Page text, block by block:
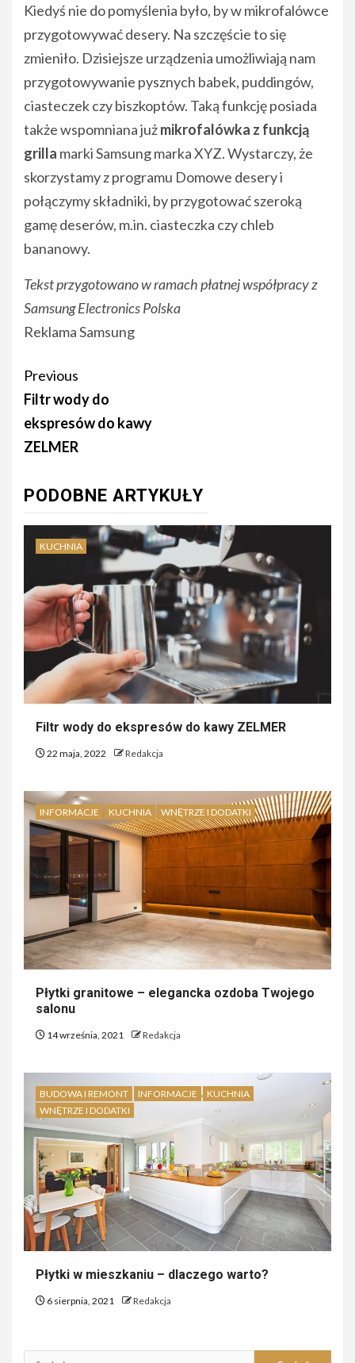
Kiedyś nie do pomyślenia było, by w mikrofalówce
przygotowywać desery. Na szczęście to się
zmieniło. Dzisiejsze urządzenia umożliwiają nam
przygotowywanie pysznych babek, puddingów,
ciasteczek czy biszkoptów. Taką funkcję posiada
także wspomniana jużmikrofalówka z funkcją
grilla marki Samsung marka XYZ. Wystarczy, że
skorzystamy z programu Domowe desery i
połączymy składniki, by przygotować szeroką
gamę deserów, m.in. ciasteczka czy chleb
bananowy.
Tekst przygotowano w ramach płatnej współpracy z
Samsung Electronics Polska
Reklama Samsung
Continue
Reading
Previous
Filtr wody do
ekspresów do kawy
ZELMER
PODOBNE ARTYKUŁY
KUCHNIA
Filtr wody do ekspresów do kawy ZELMER
22 maja, 2022 Redakcja
INFORMACJE KUCHNIA WNĘTRZE I DODATKI
Płytki granitowe – elegancka ozdoba Twojego
salonu
14 września, 2021 Redakcja
BUDOWA I REMONT INFORMACJE
KUCHNIA
WNĘTRZE I DODATKI
Płytki w mieszkaniu – dlaczego warto?
6 sierpnia, 2021 Redakcja